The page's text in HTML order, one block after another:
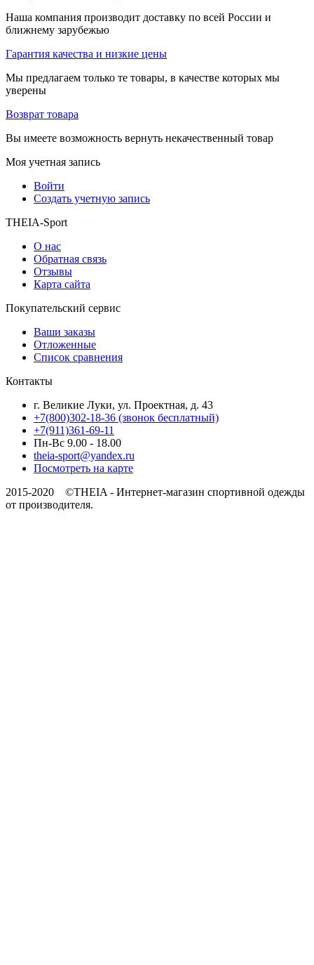
Наша компания производит доставку по всей России и
ближнему зарубежью
Гарантия качества и низкие цены
Мы предлагаем только те товары, в качестве которых мы
уверены
Возврат товара
Вы имеете возможность вернуть некачественный товар
Моя учетная запись
Войти
Создать учетную запись
THEIA-Sport
О нас
Обратная связь
Отзывы
Карта сайта
Покупательский сервис
Ваши заказы
Отложенные
Список сравнения
Контакты
г. Великие Луки, ул. Проектная, д. 43
+7(800)302-18-36 (звонок бесплатный)
+7(911)361-69-11
Пн-Вс 9.00 - 18.00
theia-sport@yandex.ru
Посмотреть на карте
2015-2020 ©THEIA - Интернет-магазин спортивной одежды
от производителя.